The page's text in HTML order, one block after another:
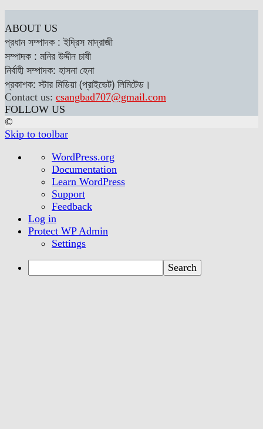
ABOUT US
প্রধান সম্পাদক : ইদ্রিস মাদ্রাজী
সম্পাদক : মনির উদ্দীন চাষী
নির্বাহী সম্পাদক: হাসনা হেনা
প্রকাশক: স্টার মিডিয়া (প্রাইভেট) লিমিটেড।
Contact us: csangbad707@gmail.com
FOLLOW US
©
Skip to toolbar
About
WordPress
WordPress.org
Documentation
Learn WordPress
Support
Feedback
Log in
Protect WP Admin
Settings
Search